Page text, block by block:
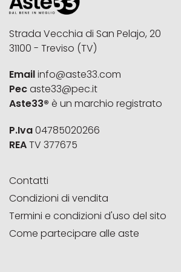
Strada Vecchia di San Pelajo, 20
31100 - Treviso (TV)
Emailinfo@aste33.com
Pecaste33@pec.it
Aste33® è un marchio registrato
P.Iva04785020266
REATV 377675
Contatti
Condizioni di vendita
Termini e condizioni d'uso del sito
Come partecipare alle aste